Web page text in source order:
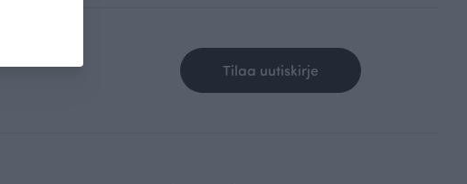
Tilaa uutiskirje